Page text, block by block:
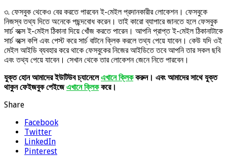
৩. ফেসবুক থেকেও বের করতে পারবেন ই-মেইল প্রদানকারীর লোকেশন। ফেসবুকে
নিজস্ব তথ্য দিতে অনেকে পছন্দবোধ করেন। তাই কারো ব্যাপারে জানতে হলে ফেসবুক
সার্চ বক্সে ই-মেইল ঠিকানা দিয়ে খোঁজ করতে পারেন। আপনি প্রাপ্ত ই-মেইল ঠিকানাটাকে
সার্চ বক্সে কপি এবং পেস্ট করে সার্চ বাটনে ক্লিক করলে তথ্য পেয়ে যাবেন। কেউ যদি ওই
মেইল আইডি ব্যবহার করে থাকে ফেসবুকের নিজের আইডিতে তবে আপনি তার সকল ছবি
এবং তথ্য পেয়ে যাবেন। সেখান থেকে তার লোকেশন জেনে নিতে পারবেন।
যুক্ত হোন আমাদের ইউটিউব চ্যানেলেএখানে ক্লিককরুন। এবং আমাদের সাথে যুক্ত
থাকুন ফেইজবুক পেইজেএখানে ক্লিককরে।
Share
Facebook
Twitter
LinkedIn
Pinterest